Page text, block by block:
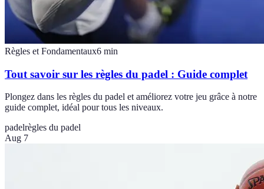
Règles et Fondamentaux6 min
Tout savoir sur les règles du padel : Guide complet
Plongez dans les règles du padel et améliorez votre jeu grâce à notre
guide complet, idéal pour tous les niveaux.
padelrègles du padel
Aug 7